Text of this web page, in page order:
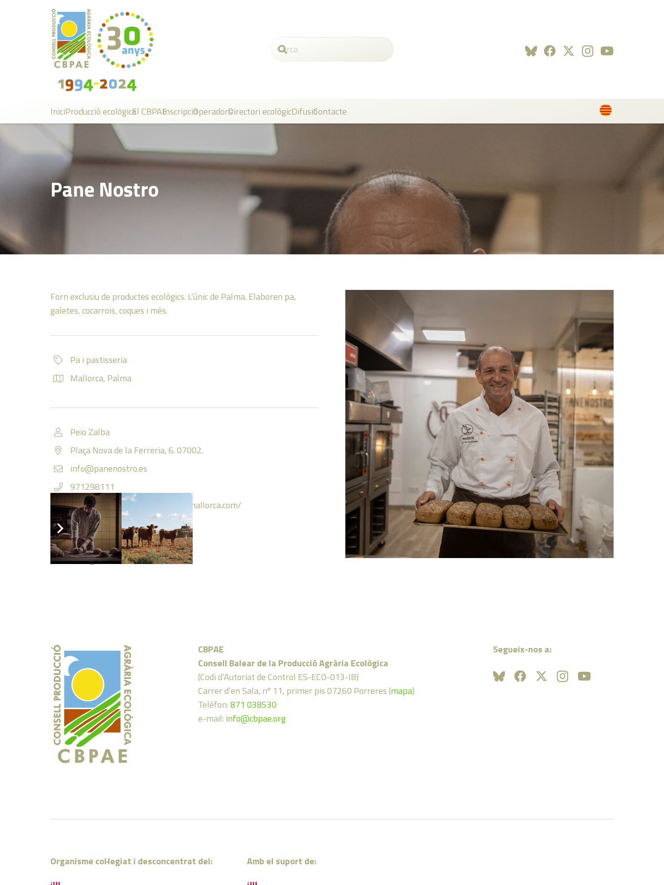
IniciProducció ecològicaEl CBPAEInscripcióOperadorsDirectori ecològicDifusióContacte
Pane Nostro
Forn exclusiu de productes ecològics. L’únic de Palma. Elaboren pa,
galetes, cocarrois, coques i més.
Pa i pastisseria
Mallorca, Palma
Peio Zalba
Plaça Nova de la Ferreria, 6. 07002.
info@panenostro.es
971298111
https://panecologicopanenostromallorca.com/
Twitter
Facebook
Instagram
CBPAE
Consell Balear de la Producció Agrària Ecològica
(Codi d’Autoriat de Control ES-ECO-013-IB)
Carrer d’en Sala, nº 11, primer pis 07260 Porreres (mapa)
Telèfon:871 038530
e-mail: info@cbpae.org
Segueix-nos a:
Organisme col·legiat i desconcentrat del: Amb el suport de: